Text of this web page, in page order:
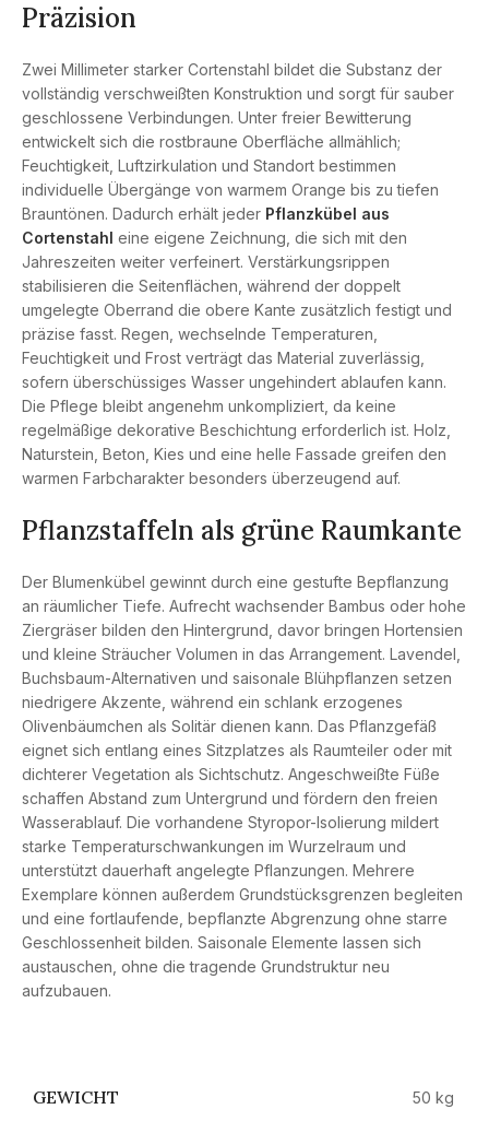
Präzision
Zwei Millimeter starker Cortenstahl bildet die Substanz der
vollständig verschweißten Konstruktion und sorgt für sauber
geschlossene Verbindungen. Unter freier Bewitterung
entwickelt sich die rostbraune Oberfläche allmählich;
Feuchtigkeit, Luftzirkulation und Standort bestimmen
individuelle Übergänge von warmem Orange bis zu tiefen
Brauntönen. Dadurch erhält jeder Pflanzkübel aus
Cortenstahl eine eigene Zeichnung, die sich mit den
Jahreszeiten weiter verfeinert. Verstärkungsrippen
stabilisieren die Seitenflächen, während der doppelt
umgelegte Oberrand die obere Kante zusätzlich festigt und
präzise fasst. Regen, wechselnde Temperaturen,
Feuchtigkeit und Frost verträgt das Material zuverlässig,
sofern überschüssiges Wasser ungehindert ablaufen kann.
Die Pflege bleibt angenehm unkompliziert, da keine
regelmäßige dekorative Beschichtung erforderlich ist. Holz,
Naturstein, Beton, Kies und eine helle Fassade greifen den
warmen Farbcharakter besonders überzeugend auf.
Pflanzstaffeln als grüne Raumkante
Der Blumenkübel gewinnt durch eine gestufte Bepflanzung
an räumlicher Tiefe. Aufrecht wachsender Bambus oder hohe
Ziergräser bilden den Hintergrund, davor bringen Hortensien
und kleine Sträucher Volumen in das Arrangement. Lavendel,
Buchsbaum-Alternativen und saisonale Blühpflanzen setzen
niedrigere Akzente, während ein schlank erzogenes
Olivenbäumchen als Solitär dienen kann. Das Pflanzgefäß
eignet sich entlang eines Sitzplatzes als Raumteiler oder mit
dichterer Vegetation als Sichtschutz. Angeschweißte Füße
schaffen Abstand zum Untergrund und fördern den freien
Wasserablauf. Die vorhandene Styropor-Isolierung mildert
starke Temperaturschwankungen im Wurzelraum und
unterstützt dauerhaft angelegte Pflanzungen. Mehrere
Exemplare können außerdem Grundstücksgrenzen begleiten
und eine fortlaufende, bepflanzte Abgrenzung ohne starre
Geschlossenheit bilden. Saisonale Elemente lassen sich
austauschen, ohne die tragende Grundstruktur neu
aufzubauen.
GEWICHT 50 kg